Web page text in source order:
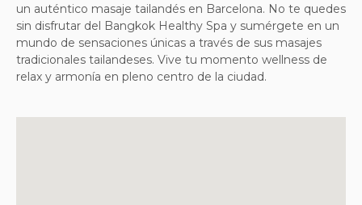
un auténtico masaje tailandés en Barcelona. No te quedes
sin disfrutar del Bangkok Healthy Spa y sumérgete en un
mundo de sensaciones únicas a través de sus masajes
tradicionales tailandeses. Vive tu momento wellness de
relax y armonía en pleno centro de la ciudad.